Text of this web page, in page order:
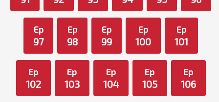
Ep
97
Ep
98
Ep
99
Ep
100
Ep
101
Ep
102
Ep
103
Ep
104
Ep
105
Ep
106